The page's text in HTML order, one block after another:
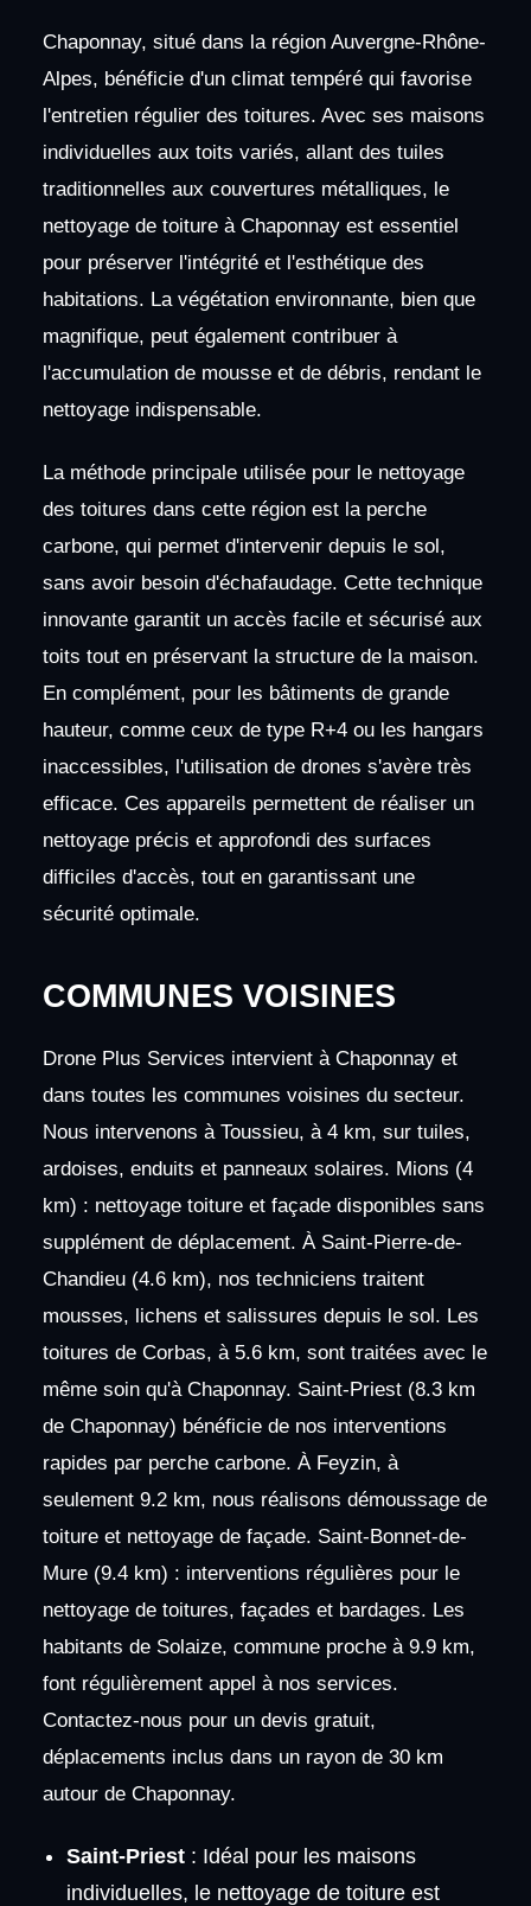
Chaponnay, situé dans la région Auvergne-Rhône-
Alpes, bénéficie d'un climat tempéré qui favorise
l'entretien régulier des toitures. Avec ses maisons
individuelles aux toits variés, allant des tuiles
traditionnelles aux couvertures métalliques, le
nettoyage de toiture à Chaponnay est essentiel
pour préserver l'intégrité et l'esthétique des
habitations. La végétation environnante, bien que
magnifique, peut également contribuer à
l'accumulation de mousse et de débris, rendant le
nettoyage indispensable.
La méthode principale utilisée pour le nettoyage
des toitures dans cette région est la perche
carbone, qui permet d'intervenir depuis le sol,
sans avoir besoin d'échafaudage. Cette technique
innovante garantit un accès facile et sécurisé aux
toits tout en préservant la structure de la maison.
En complément, pour les bâtiments de grande
hauteur, comme ceux de type R+4 ou les hangars
inaccessibles, l'utilisation de drones s'avère très
efficace. Ces appareils permettent de réaliser un
nettoyage précis et approfondi des surfaces
difficiles d'accès, tout en garantissant une
sécurité optimale.
COMMUNES VOISINES
Drone Plus Services intervient à Chaponnay et
dans toutes les communes voisines du secteur.
Nous intervenons à Toussieu, à 4 km, sur tuiles,
ardoises, enduits et panneaux solaires. Mions (4
km) : nettoyage toiture et façade disponibles sans
supplément de déplacement. À Saint-Pierre-de-
Chandieu (4.6 km), nos techniciens traitent
mousses, lichens et salissures depuis le sol. Les
toitures de Corbas, à 5.6 km, sont traitées avec le
même soin qu'à Chaponnay. Saint-Priest (8.3 km
de Chaponnay) bénéficie de nos interventions
rapides par perche carbone. À Feyzin, à
seulement 9.2 km, nous réalisons démoussage de
toiture et nettoyage de façade. Saint-Bonnet-de-
Mure (9.4 km) : interventions régulières pour le
nettoyage de toitures, façades et bardages. Les
habitants de Solaize, commune proche à 9.9 km,
font régulièrement appel à nos services.
Contactez-nous pour un devis gratuit,
déplacements inclus dans un rayon de 30 km
autour de Chaponnay.
Saint-Priest: Idéal pour les maisons
individuelles, le nettoyage de toiture est